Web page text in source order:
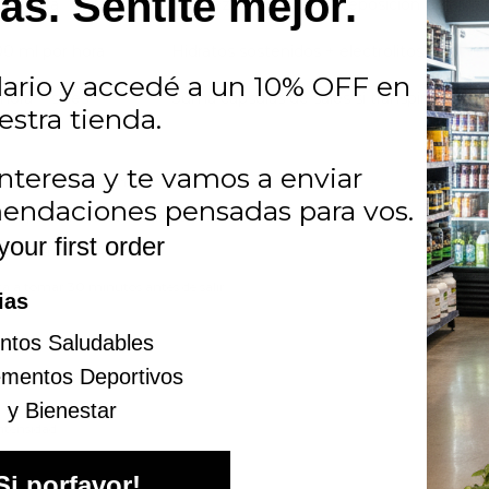
hora Empieza a importar la reposición de
+ sales Sumá cápsulas de sales si transpirás
cada 500 ml.
empezá hidratado, mantenete hidratado.
en 24 horas.
y accedé a un 10% OFF en
tienda.
y te vamos a enviar
pensadas para vos.
first order
Saludables
Deportivos
y Bienestar